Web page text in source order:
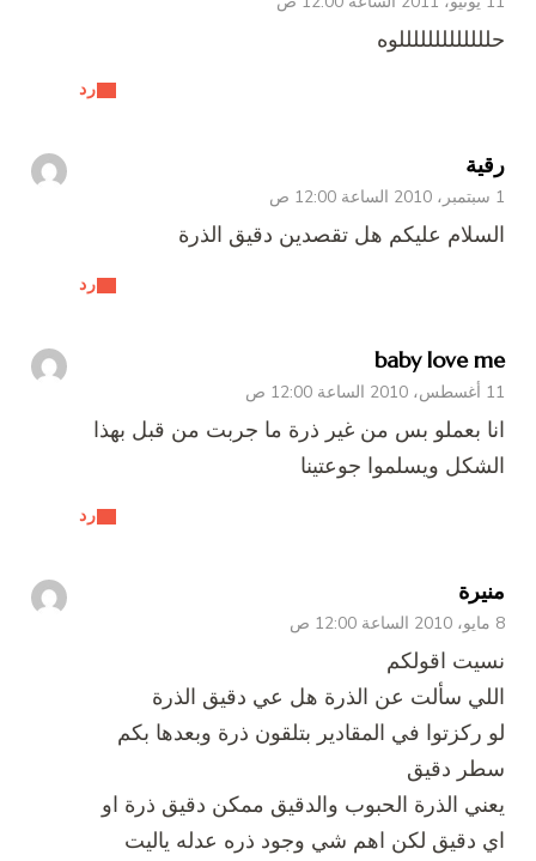
رد
حلللللللللللللوه
رقية
1 سبتمبر، 2010 الساعة 12:00 ص
رد
السلام عليكم هل تقصدين دقيق الذرة
baby love me
11 أغسطس، 2010 الساعة 12:00 ص
رد
انا بعملو بس من غير ذرة ما جربت من قبل بهذا
الشكل ويسلموا جوعتينا
منيرة
8 مايو، 2010 الساعة 12:00 ص
نسيت اقولكم
اللي سألت عن الذرة هل عي دقيق الذرة
لو ركزتوا في المقادير بتلقون ذرة وبعدها بكم
سطر دقيق
يعني الذرة الحبوب والدقيق ممكن دقيق ذرة او
اي دقيق لكن اهم شي وجود ذره عدله ياليت